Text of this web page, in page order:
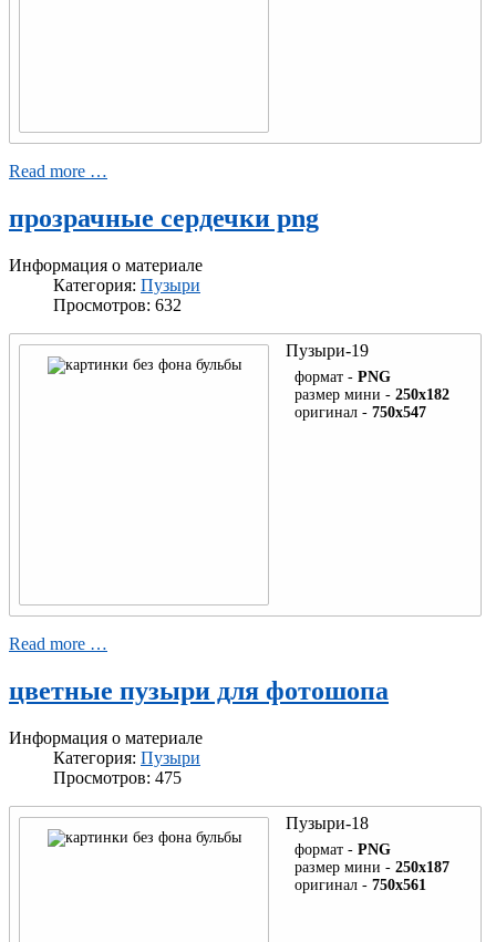
Read more …
прозрачные сердечки png
Информация о материале
Категория: Пузыри
Просмотров: 632
Пузыри-19
формат - PNG
размер мини - 250x182
оригинал - 750x547
Read more …
цветные пузыри для фотошопа
Информация о материале
Категория: Пузыри
Просмотров: 475
Пузыри-18
формат - PNG
размер мини - 250x187
оригинал - 750x561